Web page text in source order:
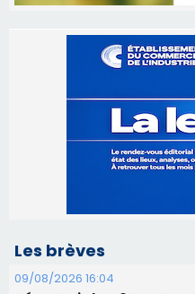
09/08/2026 16:04
Sénatoriales 2B –
sa candidature
Festa di l’Associi
06/08/2026 15:57
Ucciani – Marché des